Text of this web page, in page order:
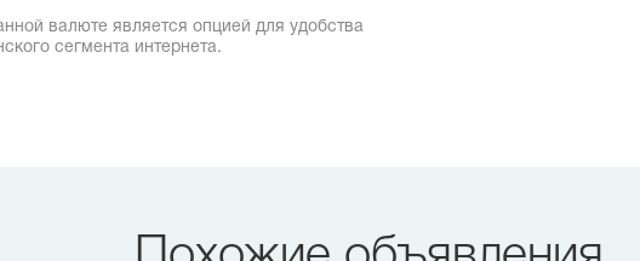
валюте является опцией для удобства
сегмента интернета.